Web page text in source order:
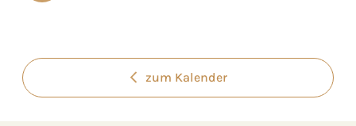
zum Kalender